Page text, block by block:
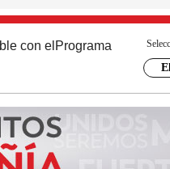
con el Programa